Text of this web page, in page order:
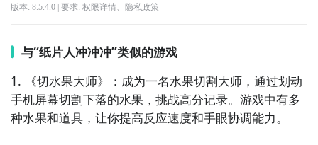
版本: 8.5.4.0| 要求: 权限详情、 隐私政策
与“纸片人冲冲冲”类似的游戏
1. 《切水果大师》：成为一名水果切割大师，通过划动
手机屏幕切割下落的水果，挑战高分记录。游戏中有多
种水果和道具，让你提高反应速度和手眼协调能力。